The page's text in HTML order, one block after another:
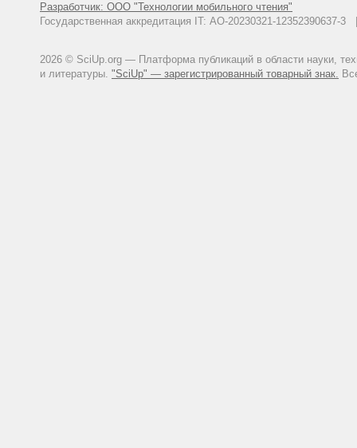
Разработчик: ООО "Технологии мобильного чтения"
Государственная аккредитация IT: АО-20230321-
2026 © SciUp.org — Платформа публикаций в области науки,
и литературы. "SciUp" — зарегистрированный товарный знак.